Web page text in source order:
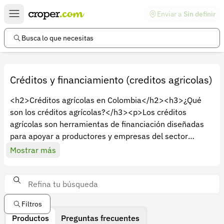
Enviar a Sin definir
Busca lo que necesitas
Créditos y financiamiento (creditos agricolas)
<h2>Créditos agrícolas en Colombia</h2><h3>¿Qué
son los créditos agrícolas?</h3><p>Los créditos
agrícolas son herramientas de financiación diseñadas
para apoyar a productores y empresas del sector
agropecuario. Pueden orientarse a capital de trabajo,
Colombia, estas líneas de crédito suelen estar
vinculadas a instituciones financieras que evalúan la
capacidad de pago, la viabilidad del proyecto y, a veces,
garantías reales o respaldos. La finalidad es
Mostrar más
Filtros
Productos Preguntas frecuentes
Enlaces de interés
Preguntas frecuentes
Ayuda
Términos y condiciones
Política de devoluciones
Política de privacidad
Iniciar sesión
Registrarse